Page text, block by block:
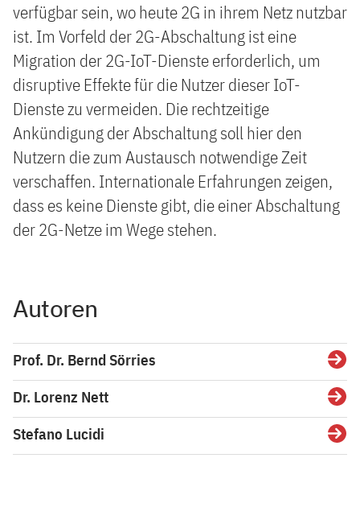
verfügbar sein, wo heute 2G in ihrem Netz nutzbar
ist. Im Vorfeld der 2G-Abschaltung ist eine
Migration der 2G-IoT-Dienste erforderlich, um
disruptive Effekte für die Nutzer dieser IoT-
Dienste zu vermeiden. Die rechtzeitige
Ankündigung der Abschaltung soll hier den
Nutzern die zum Austausch notwendige Zeit
verschaffen. Internationale Erfahrungen zeigen,
dass es keine Dienste gibt, die einer Abschaltung
der 2G-Netze im Wege stehen.
Autoren
Prof. Dr. Bernd Sörries
Dr. Lorenz Nett
Stefano Lucidi